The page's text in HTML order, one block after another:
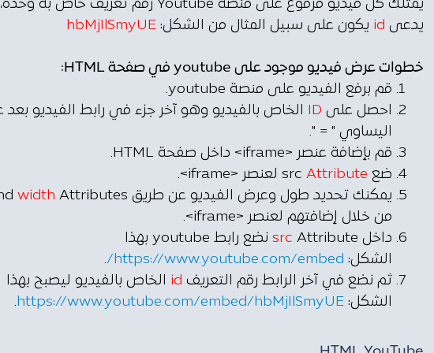
يمتلك كل فيديو مرفوع على منصة Youtube رقم تعريف خاص به وحده،
يدعى id يكون على سبيل المثال من الشكل: hbMjIlSmyUE
خطوات عرض فيديو موجود على youtube في صفحة HTML:
قم برفع الفيديو على منصة youtube.
احصل على ID الخاص بالفيديو وهو آخر جزء في رابط الفيديو بعد
اليساوي " = ".
قم بإضافة عنصر <iframe> داخل صفحة HTML.
ضع src Attribute
لعنصر <iframe>.
يمكنك تحديد طول وعرض الفيديو عن طريق
width Attributes
من خلال إضافتهم لعنصر <iframe>.
داخل
src
Attribute نضع رابط youtube بهذا
الشكل: https://www.youtube.com/embed/
.
ثم نضع في آخر الرابط رقم التعريف id الخاص بالفيديو ليصبح بهذا
الشكل: https://www.youtube.com/embed/hbMjIlSmyUE
.